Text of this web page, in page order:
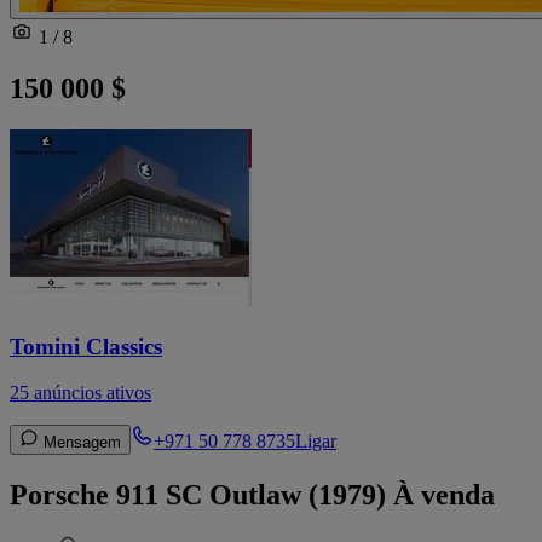
1 / 8
150 000 $
Tomini Classics
25 anúncios ativos
Mensagem +971 50 778 8735Ligar
Porsche 911 SC Outlaw (1979) À venda